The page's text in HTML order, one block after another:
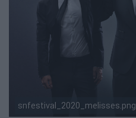
snfestival_2020_melisses.png